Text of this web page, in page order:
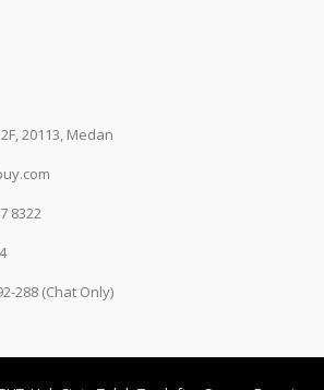
20113, Medan
8322
288 (Chat Only)